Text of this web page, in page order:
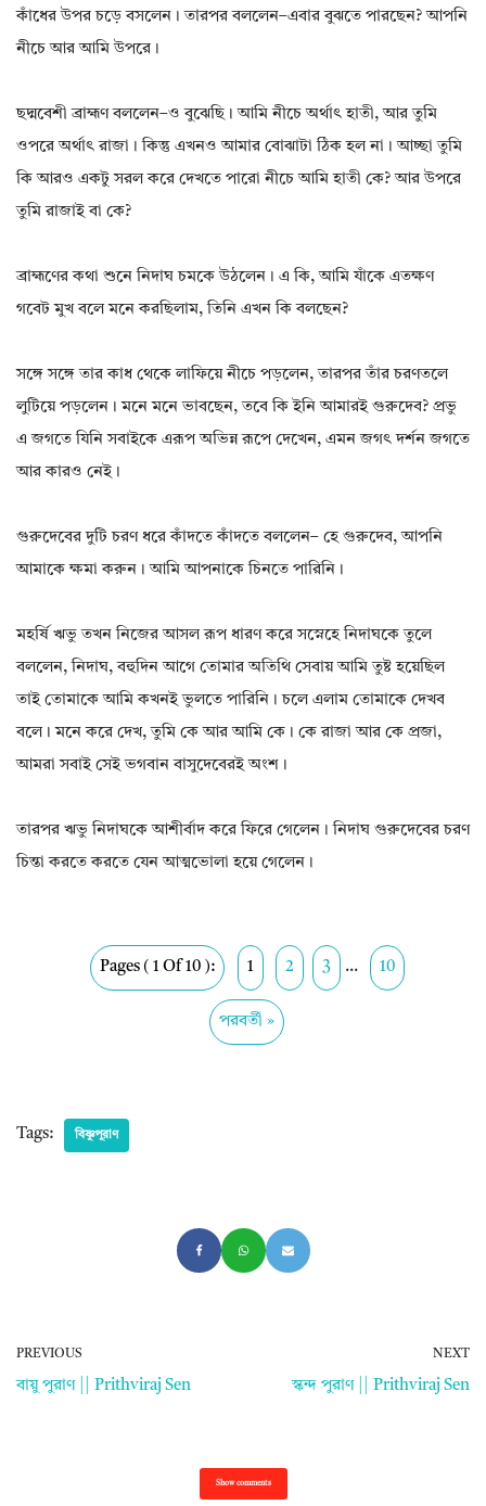
কাঁধের উপর চড়ে বসলেন। তারপর বললেন–এবার বুঝতে পারছেন? আপনি
নীচে আর আমি উপরে।
ছদ্মবেশী ব্রাহ্মণ বললেন–ও বুঝেছি। আমি নীচে অর্থাৎ হাতী, আর তুমি
ওপরে অর্থাৎ রাজা। কিন্তু এখনও আমার বোঝাটা ঠিক হল না। আচ্ছা তুমি
কি আরও একটু সরল করে দেখতে পারো নীচে আমি হাতী কে? আর উপরে
তুমি রাজাই বা কে?
ব্রাহ্মণের কথা শুনে নিদাঘ চমকে উঠলেন। এ কি, আমি যাঁকে এতক্ষণ
গবেট মুখ বলে মনে করছিলাম, তিনি এখন কি বলছেন?
সঙ্গে সঙ্গে তার কাধ থেকে লাফিয়ে নীচে পড়লেন, তারপর তাঁর চরণতলে
লুটিয়ে পড়লেন। মনে মনে ভাবছেন, তবে কি ইনি আমারই গুরুদেব? প্রভু
এ জগতে যিনি সবাইকে এরূপ অভিন্ন রূপে দেখেন, এমন জগৎ দর্শন জগতে
আর কারও নেই।
গুরুদেবের দুটি চরণ ধরে কাঁদতে কাঁদতে বললেন– হে গুরুদেব, আপনি
আমাকে ক্ষমা করুন। আমি আপনাকে চিনতে পারিনি।
মহর্ষি ঋভু তখন নিজের আসল রূপ ধারণ করে সস্নেহে নিদাঘকে তুলে
বললেন, নিদাঘ, বহুদিন আগে তোমার অতিথি সেবায় আমি তুষ্ট হয়েছিল
তাই তোমাকে আমি কখনই ভুলতে পারিনি। চলে এলাম তোমাকে দেখব
বলে। মনে করে দেখ, তুমি কে আর আমি কে। কে রাজা আর কে প্রজা,
আমরা সবাই সেই ভগবান বাসুদেবেরই অংশ।
তারপর ঋভু নিদাঘকে আশীর্বাদ করে ফিরে গেলেন। নিদাঘ গুরুদেবের চরণ
চিন্তা করতে করতে যেন আত্মভোলা হয়ে গেলেন।
Pages ( 1 Of 10 ): 1 2 3 ... 10
পরবর্তী »
Tags: বিষ্ণুপুরাণ
PREVIOUS
বায়ু পুরাণ || Prithviraj Sen
NEXT
স্কন্দ পুরাণ || Prithviraj Sen
Show comments